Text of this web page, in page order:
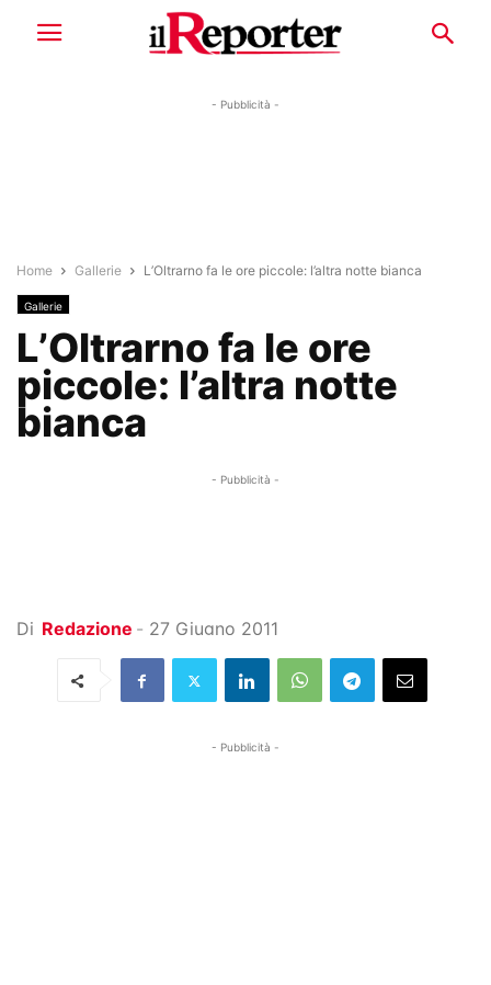
- Pubblicità -
Home Gallerie L’Oltrarno fa le ore piccole: l’altra notte bianca
Gallerie
L’Oltrarno fa le ore
piccole: l’altra notte
bianca
- Pubblicità -
Di Redazione - 27 Giugno 2011
- Pubblicità -